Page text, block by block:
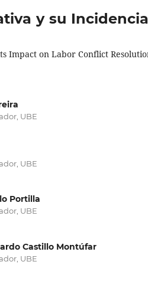
y su
Impact on Labor Conflict
UBE
UBE
Portilla
UBE
Castillo Montúfar
UBE